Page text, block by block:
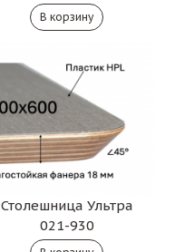
Столешница Ультра
021-930